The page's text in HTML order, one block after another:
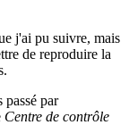
j'ai pu suivre, mais
de reproduire la
passé par
Centre de contrôle